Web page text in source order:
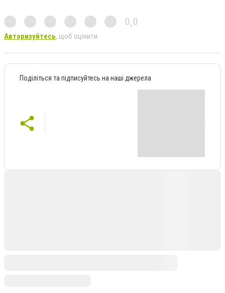
0,0
Авторизуйтесь, щоб оцінити
Поділіться та підписуйтесь на наші джерела